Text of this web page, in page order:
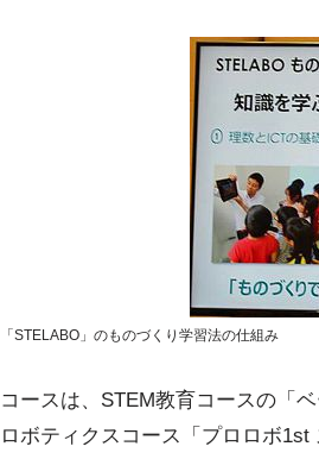
「STELABO」のものづくり学習法の仕組み
コースは、STEM教育コースの「
ロボティクスコース「プロロボ